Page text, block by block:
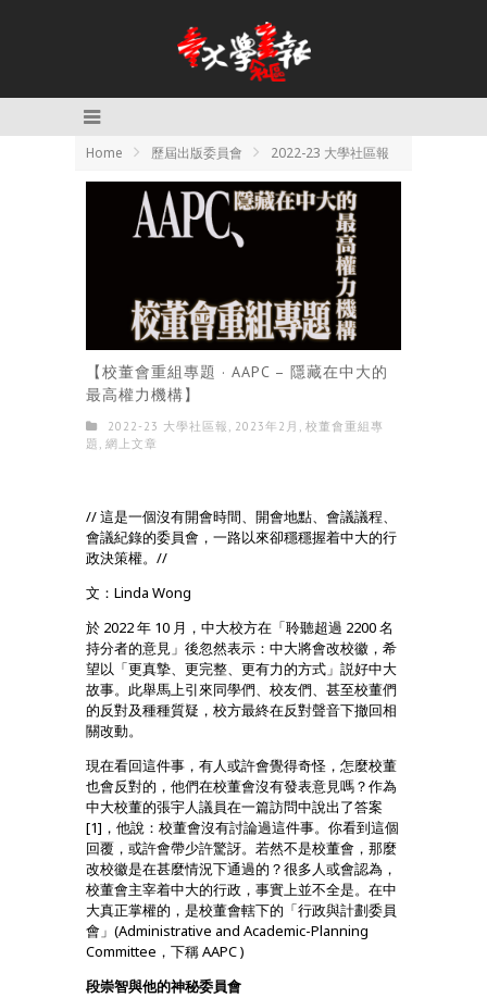
Home 歷屆出版委員會 2022-23 大學社區報
【校董會重組專題 · AAPC – 隱藏在中大的
最高權力機構】
2022-23 大學社區報 , 2023年2月 , 校董會重組專
題 , 網上文章
// 這是一個沒有開會時間、開會地點、會議議程、
會議紀錄的委員會，一路以來卻穩穩握着中大的行
政決策權。//
文：Linda Wong
於 2022 年 10 月，中大校方在「聆聽超過 2200 名
持分者的意見」後忽然表示：中大將會改校徽，希
望以「更真摯、更完整、更有力的方式」説好中大
故事。此舉馬上引來同學們、校友們、甚至校董們
的反對及種種質疑，校方最終在反對聲音下撤回相
關改動。
現在看回這件事，有人或許會覺得奇怪，怎麼校董
也會反對的，他們在校董會沒有發表意見嗎？作為
中大校董的張宇人議員在一篇訪問中說出了答案
[1]，他說：校董會沒有討論過這件事。你看到這個
回覆，或許會帶少許驚訝。若然不是校董會，那麼
改校徽是在甚麼情況下通過的？很多人或會認為，
校董會主宰着中大的行政，事實上並不全是。在中
大真正掌權的，是校董會轄下的「行政與計劃委員
會」(Administrative and Academic-Planning
Committee，下稱 AAPC )
段崇智與他的神秘委員會